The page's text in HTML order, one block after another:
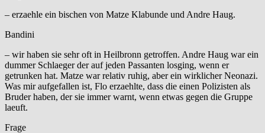
– erzaehle ein bischen von Matze Klabunde und Andre Haug.
Bandini
– wir haben sie sehr oft in Heilbronn getroffen. Andre Haug war ein
dummer Schlaeger der auf jeden Passanten losging, wenn er
getrunken hat. Matze war relativ ruhig, aber ein wirklicher Neonazi.
Was mir aufgefallen ist, Flo erzaehlte, dass die einen Polizisten als
Bruder haben, der sie immer warnt, wenn etwas gegen die Gruppe
laeuft.
Frage